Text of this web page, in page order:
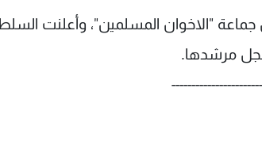
"الاخوان المسلمين"، وأعلنت
مرشدها.